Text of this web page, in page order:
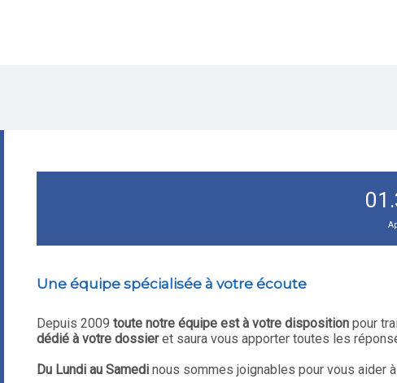
Une équipe spécialisée à votre écoute
Depuis 2009toute notre équipe est à votre disposition pour
dédié à votre dossieret saura vous apporter toutes les
Du Lundi au Samedi nous sommes joignables pour vous aider